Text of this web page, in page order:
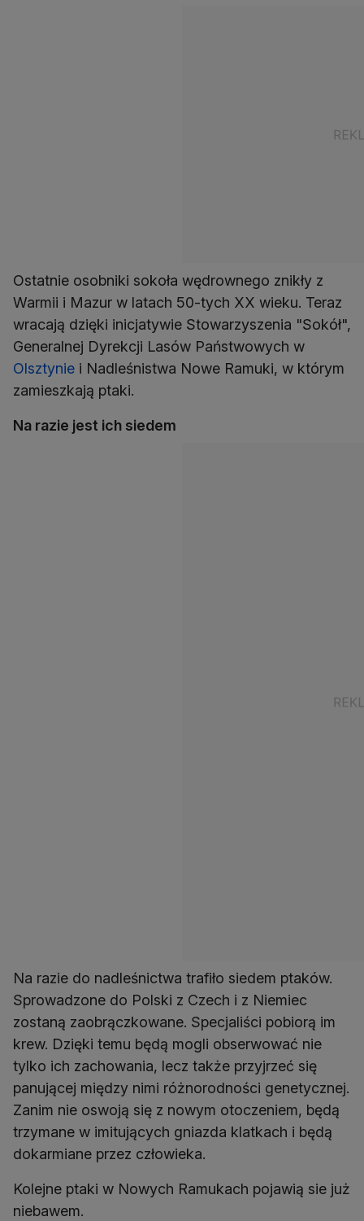
Ostatnie osobniki sokoła wędrownego znikły z
Warmii i Mazur w latach 50-tych XX wieku. Teraz
wracają dzięki inicjatywie Stowarzyszenia "Sokół",
Generalnej Dyrekcji Lasów Państwowych w
Olsztynie i Nadleśnistwa Nowe Ramuki, w którym
zamieszkają ptaki.
Na razie jest ich siedem
Na razie do nadleśnictwa trafiło siedem ptaków.
Sprowadzone do Polski z Czech i z Niemiec
zostaną zaobrączkowane. Specjaliści pobiorą im
krew. Dzięki temu będą mogli obserwować nie
tylko ich zachowania, lecz także przyjrzeć się
panującej między nimi różnorodności genetycznej.
Zanim nie oswoją się z nowym otoczeniem, będą
trzymane w imitujących gniazda klatkach i będą
dokarmiane przez człowieka.
Kolejne ptaki w Nowych Ramukach pojawią sie już
niebawem.